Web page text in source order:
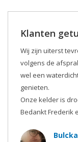
Klanten
Wij zijn uiterst
volgens de
wel een
genieten.
Onze kelder is
Bedankt Frederik